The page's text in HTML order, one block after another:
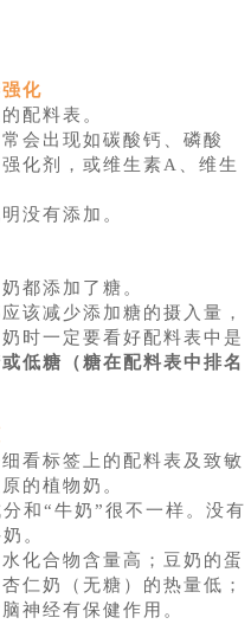
化
配料表。
会出现如碳酸钙、磷酸
化剂，或维生素A、维生
没有添加。
都添加了糖。
该减少添加糖的摄入量，
时一定要看好配料表中是
低糖（糖在配料表中排名
看标签上的配料表及致敏
的植物奶。
和“牛奶”很不一样。没有
。
化合物含量高；豆奶的蛋
仁奶（无糖）的热量低；
神经有保健作用。